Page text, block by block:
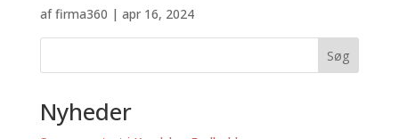
affirma360 | apr 16, 2024
Søg
Nyheder